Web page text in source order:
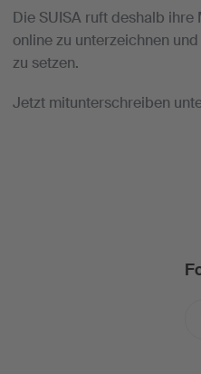
Die SUISA ruft deshalb
online zu unterzeichnen
zu setzen.
Jetzt mitunterschreiben